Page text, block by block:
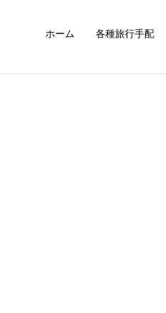
ホーム 各種旅行手配